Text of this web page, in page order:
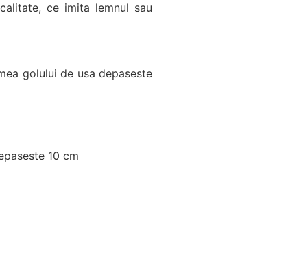
ce imita lemnul sau
golului de usa depaseste
10 cm